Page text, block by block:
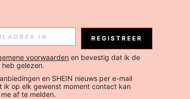
REGISTREER
voorwaarden en bevestig dat ik de
heb gelezen.
en SHEIN nieuws per e-mail
ik op elk gewenst moment contact kan
af te melden.